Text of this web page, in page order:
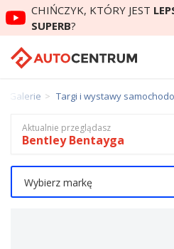
CHIŃCZYK, KTÓRY JEST
SUPERB?
Galerie Targi i wystawy
Aktualnie przeglądasz
Bentley Bentayga
Wybierz markę